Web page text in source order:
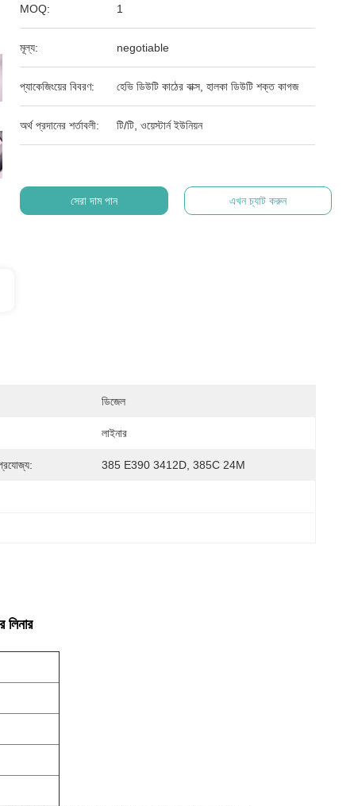
MOQ: 1
মূল্য: negotiable
প্যাকেজিংয়ের বিবরণ: হেভি ডিউটি ​​কাঠের বাক্স, হালকা ডিউটি ​​শক্ত কাগজ
অর্থ প্রদানের শর্তাবলী: টি/টি, ওয়েস্টার্ন ইউনিয়ন
সেরা দাম পান এখন চ্যাট করুন
ডিজেল
লাইনার
385 E390 3412D, 385C 24M
লিনার